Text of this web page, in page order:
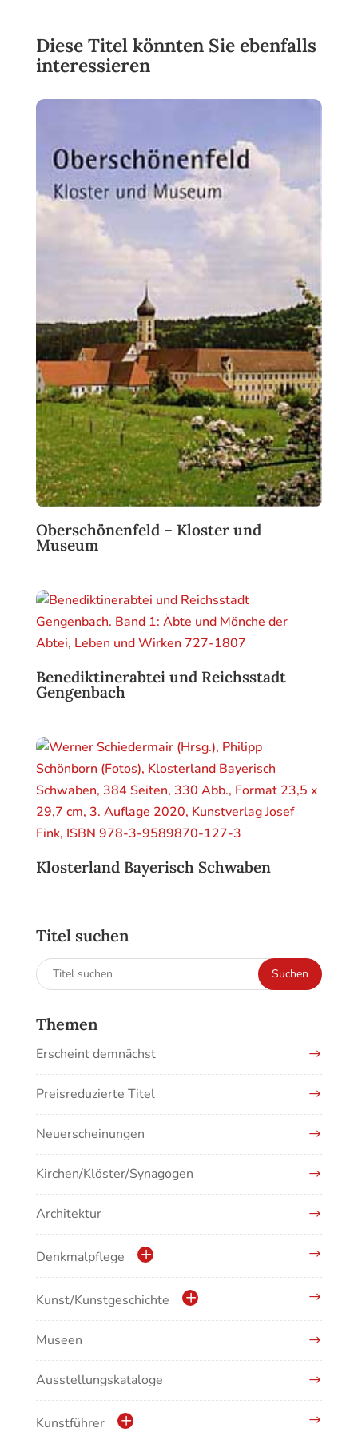
Diese Titel könnten Sie ebenfalls
interessieren
Oberschönenfeld – Kloster und
Museum
Benediktinerabtei und Reichsstadt
Gengenbach
Klosterland Bayerisch Schwaben
Titel suchen
Suchen
nach:
Suchen
Themen
Erscheint demnächst
Preisreduzierte Titel
Neuerscheinungen
Kirchen/Klöster/Synagogen
Architektur
Denkmalpflege
Kulturdenkmale in Baden-Württemberg
Kunst/Kunstgeschichte
Antike/Mittelalter
Renaissance/Barock/19. Jahrhundert
Moderne/Gegenwartskunst
Museen
Ausstellungskataloge
Kunstführer